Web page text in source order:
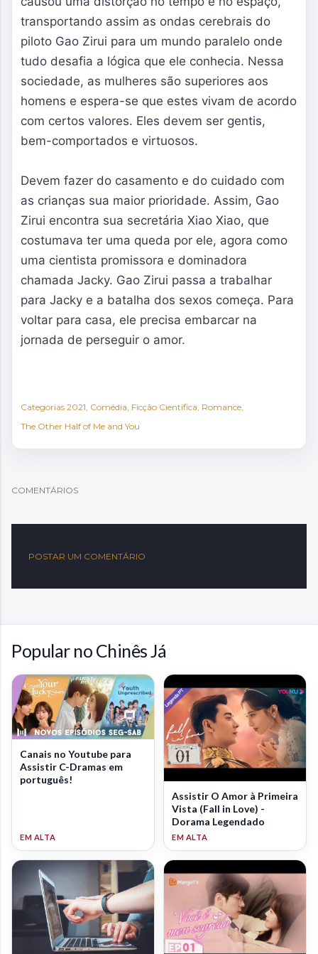
transportando assim as ondas cerebrais do
piloto Gao Zirui para um mundo paralelo onde
tudo desafia a lógica que ele conhecia. Nessa
sociedade, as mulheres são superiores aos
homens e espera-se que estes vivam de acordo
com certos valores. Eles devem ser gentis,
bem-comportados e virtuosos.
Devem fazer do casamento e do cuidado com
as crianças sua maior prioridade. Assim, Gao
Zirui encontra sua secretária Xiao Xiao, que
costumava ter uma queda por ele, agora como
uma cientista promissora e dominadora
chamada Jacky. Gao Zirui passa a trabalhar
para Jacky e a batalha dos sexos começa. Para
voltar para casa, ele precisa embarcar na
jornada de perseguir o amor.
Categorias 2021 Comédia Ficção Científica Romance
The Other Half of Me and You
COMENTÁRIOS
POSTAR UM COMENTÁRIO
Popular no Chinês Já
Canais no Youtube para
Assistir C-Dramas em
português!
Assistir O Amor à Primeira
Vista (Fall in Love) -
Dorama Legendado